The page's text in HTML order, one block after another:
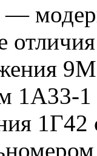
1А33-